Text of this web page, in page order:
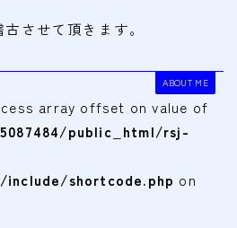
させて頂きます。
ABOUT ME
array offset on value of
public_html/rsj-
shortcode.php on